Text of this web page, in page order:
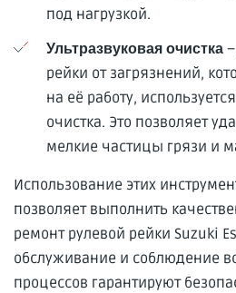
под нагрузкой.
Ультразвуковая очистка
рейки от загрязнений,
на её работу,
очистка. Это позволяет
мелкие частицы грязи и
Использование этих
позволяет выполнить
ремонт рулевой рейки Suzuki
обслуживание и соблюдение
процессов гарантируют